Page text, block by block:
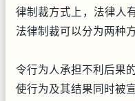
律制裁方式上，法律人
法律制裁可以分为两种方
令行为人承担不利后果
使行为及其结果同时被